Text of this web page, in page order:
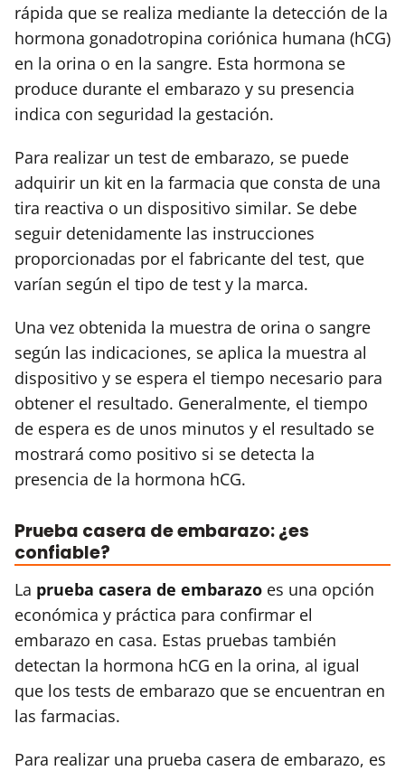
rápida que se realiza mediante la detección de la
hormona gonadotropina coriónica humana (hCG)
en la orina o en la sangre. Esta hormona se
produce durante el embarazo y su presencia
indica con seguridad la gestación.
Para realizar un test de embarazo, se puede
adquirir un kit en la farmacia que consta de una
tira reactiva o un dispositivo similar. Se debe
seguir detenidamente las instrucciones
proporcionadas por el fabricante del test, que
varían según el tipo de test y la marca.
Una vez obtenida la muestra de orina o sangre
según las indicaciones, se aplica la muestra al
dispositivo y se espera el tiempo necesario para
obtener el resultado. Generalmente, el tiempo
de espera es de unos minutos y el resultado se
mostrará como positivo si se detecta la
presencia de la hormona hCG.
Prueba casera de embarazo: ¿es
confiable?
La prueba casera de embarazo es una opción
económica y práctica para confirmar el
embarazo en casa. Estas pruebas también
detectan la hormona hCG en la orina, al igual
que los tests de embarazo que se encuentran en
las farmacias.
Para realizar una prueba casera de embarazo, es